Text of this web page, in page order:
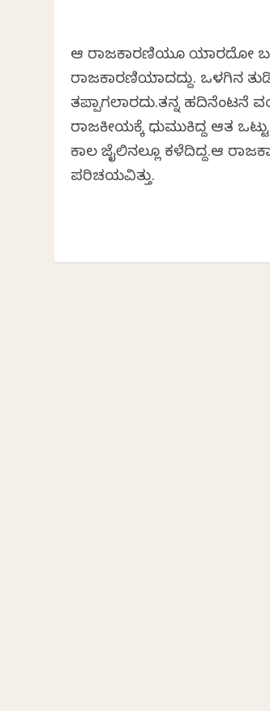
ಆ ರಾಜಕಾರಣಿಯೂ ಯಾರದೋ
ರಾಜಕಾರಣಿಯಾದದ್ದು. ಒಳಗಿನ
ತಪ್ಪಾಗಲಾರದು.ತನ್ನ ಹದಿನೆಂಟನೆ
ರಾಜಕೀಯಕ್ಕೆ ಧುಮುಕಿದ್ದ ಆತ
ಕಾಲ ಜೈಲಿನಲ್ಲೂ ಕಳೆದಿದ್ದ.ಆ
ಪರಿಚಯವಿತ್ತು.